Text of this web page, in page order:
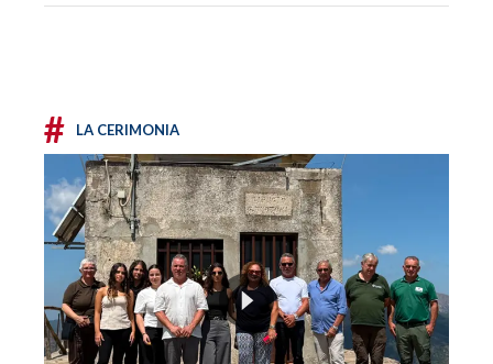
# LA CERIMONIA